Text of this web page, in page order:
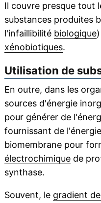
Il couvre presque tout
substances produites
l'infaillibilité biologique
xénobiotiques.
Utilisation de
En outre, dans les
sources d'énergie
pour générer de
fournissant de
biomembrane pour
électrochimiquede
synthase.
Souvent, le gradient